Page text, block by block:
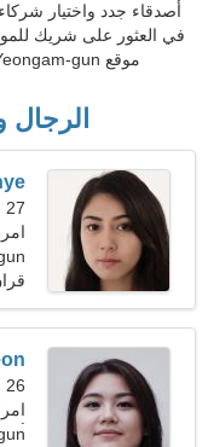
أصدقاء جدد واختيار
في العثور على شريك
موقع Yeongam-gun المجاني للسكان المحليين والأجانب والسياح.
الرجال
27 سنة, برج الحمل
26 عاما, برج العقرب